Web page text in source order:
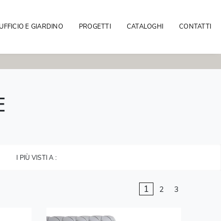
E GIARDINO PROGETTI CATALOGHI CONTATTI
I PIÙ VISTI A :
1 2 3